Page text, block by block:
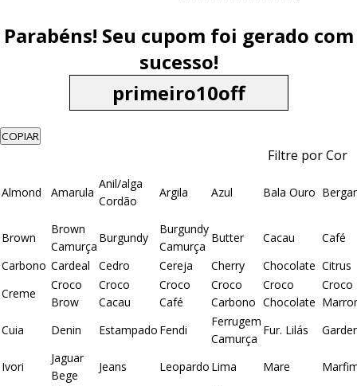
Parabéns! Seu cupom foi gerado com
sucesso!
COPIAR
Filtre por Cor
Almond Amarula
Anil/alga
Cordão
Argila Azul Bala Ouro
Brown
Brown
Camurça
Burgundy
Burgundy
Camurça
Butter Cacau
Café
Carbono Cardeal Cedro Cereja Cherry Chocolate Citrus
Creme
Croco
Brow
Croco
Cacau
Croco
Café
Croco
Carbono
Croco
Chocolate
Croco
Cuia
Denin Estampado Fendi
Ferrugem
Camurça
Fur. Lilás
Ivori
Jaguar
Bege
Jeans Leopardo Lima Mare